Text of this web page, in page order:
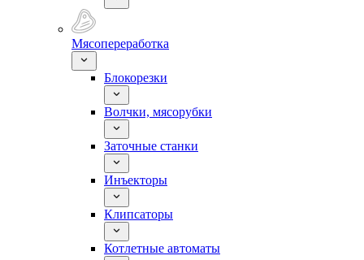
Мясопереработка
Блокорезки
Волчки, мясорубки
Заточные станки
Инъекторы
Клипсаторы
Котлетные автоматы